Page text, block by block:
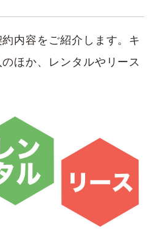
内容をご紹介します。キ
ほか、レンタルやリース